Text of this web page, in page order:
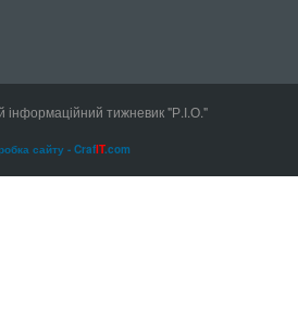
інформаційний тижневик "Р.І.О."
сайту - CrafIT.com